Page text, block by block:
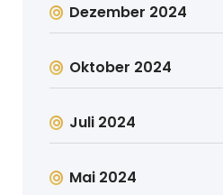
Dezember 2024
Oktober 2024
Juli 2024
Mai 2024